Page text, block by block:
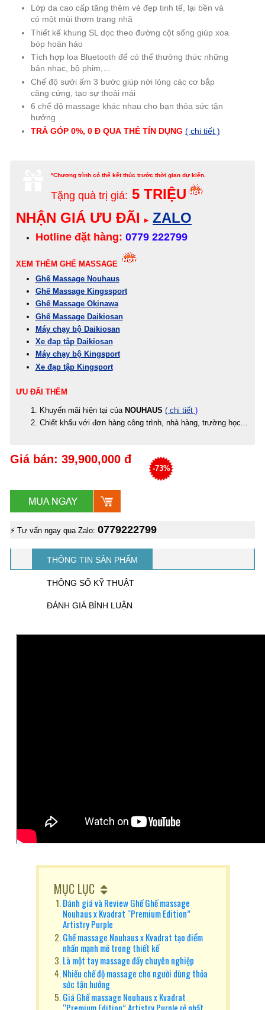
Lớp da cao cấp tăng thêm vẻ đẹp tinh tế, lại bền và
có một mùi thơm trang nhã
Thiết kế khung SL dọc theo đường cột sống giúp xoa
bóp hoàn hảo
Tích hợp loa Bluetooth để có thể thưởng thức những
bản nhạc, bộ phim,…
Chế độ sưởi ấm 3 bước giúp nới lỏng các cơ bắp
căng cứng, tạo sự thoải mái
6 chế độ massage khác nhau cho bạn thỏa sức tận
hưởng
TRẢ GÓP 0%, 0 Đ QUA THẺ TÍN DỤNG ( chi tiết )
*Chương trình có thể kết thúc trước thời gian dự kiến.
Tặng quà trị giá: 5 TRIỆU
NHẬN GIÁ ƯU ĐÃI ▸ ZALO
Hotline đặt hàng: 0779 222799
XEM THÊM GHẾ MASSAGE
Ghế Massage Nouhaus
Ghế Massage Kingssport
Ghế Massage Okinawa
Ghế Massage Daikiosan
Máy chạy bộ Daikiosan
Xe đạp tập Daikiosan
Máy chạy bộ Kingsport
Xe đạp tập Kingsport
ƯU ĐÃI THÊM
Khuyến mãi hiện tại của NOUHAUS ( chi tiết )
Chiết khấu với đơn hàng công trình, nhà hàng, trường học...
Giá bán: 39,900,000 đ
-73%
⚡ Tư vấn ngay qua Zalo: 0779222799
THÔNG TIN SẢN PHẨM
THÔNG SỐ KỸ THUẬT
ĐÁNH GIÁ BÌNH LUẬN
MỤC LỤC
Đánh giá và Review Ghế Ghế massage
Nouhaus x Kvadrat “Premium Edition”
Artistry Purple
Ghế massage Nouhaus x Kvadrat tạo điểm
nhấn mạnh mẽ trong thiết kế
Là một tay massage đầy chuyên nghiệp
Nhiều chế độ massage cho người dùng thỏa
sức tận hưởng
Giá Ghế massage Nouhaus x Kvadrat